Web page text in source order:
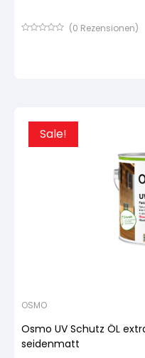
(0 Rezensionen)
Sale!
OSMO
Osmo UV Schutz ÖL
seidenmatt